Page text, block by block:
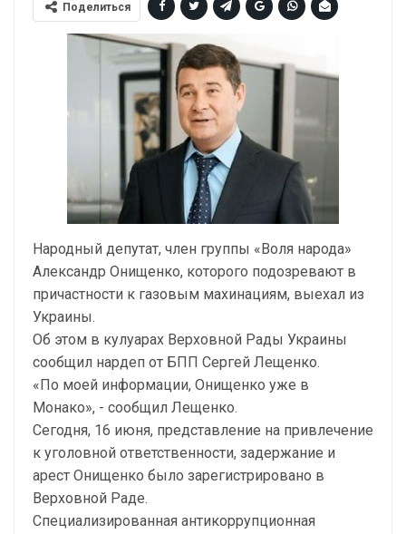
Поделиться
Народный депутат, член группы «Воля народа»
Александр Онищенко, которого подозревают в
причастности к газовым махинациям, выехал из
Украины.
Об этом в кулуарах Верховной Рады Украины
сообщил нардеп от БПП Сергей Лещенко.
«По моей информации, Онищенко уже в
Монако», - сообщил Лещенко.
Сегодня, 16 июня, представление на привлечение
к уголовной ответственности, задержание и
арест Онищенко было зарегистрировано в
Верховной Раде.
Специализированная антикоррупционная